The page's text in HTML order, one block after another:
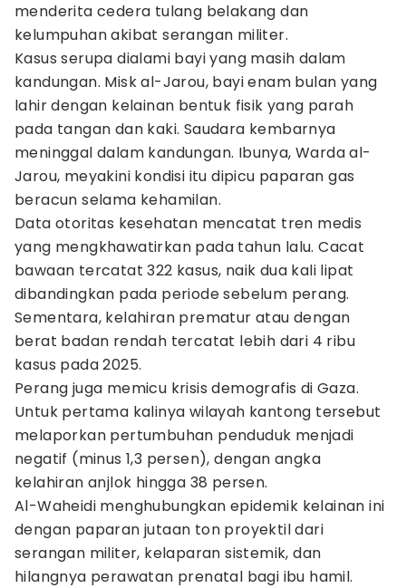
menderita cedera tulang belakang dan
kelumpuhan akibat serangan militer.
Kasus serupa dialami bayi yang masih dalam
kandungan. Misk al-Jarou, bayi enam bulan yang
lahir dengan kelainan bentuk fisik yang parah
pada tangan dan kaki. Saudara kembarnya
meninggal dalam kandungan. Ibunya, Warda al-
Jarou, meyakini kondisi itu dipicu paparan gas
beracun selama kehamilan.
Data otoritas kesehatan mencatat tren medis
yang mengkhawatirkan pada tahun lalu. Cacat
bawaan tercatat 322 kasus, naik dua kali lipat
dibandingkan pada periode sebelum perang.
Sementara, kelahiran prematur atau dengan
berat badan rendah tercatat lebih dari 4 ribu
kasus pada 2025.
Perang juga memicu krisis demografis di Gaza.
Untuk pertama kalinya wilayah kantong tersebut
melaporkan pertumbuhan penduduk menjadi
negatif (minus 1,3 persen), dengan angka
kelahiran anjlok hingga 38 persen.
Al-Waheidi menghubungkan epidemik kelainan ini
dengan paparan jutaan ton proyektil dari
serangan militer, kelaparan sistemik, dan
hilangnya perawatan prenatal bagi ibu hamil.